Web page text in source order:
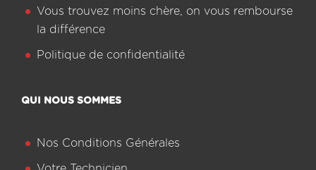
Vous trouvez moins chère, on vous rembourse
la différence
Politique de confidentialité
QUI NOUS SOMMES
Nos Conditions Générales